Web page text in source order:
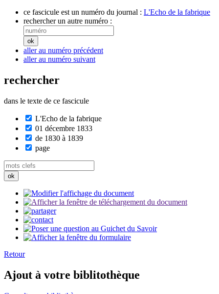
ce fascicule est un numéro du journal : L'Echo de la fabrique
rechercher un autre numéro :
aller au numéro précédent
aller au numéro suivant
rechercher
dans le texte de ce fascicule
L'Echo de la fabrique
01 décembre 1833
de 1830 à 1839
page
Retour
Ajout à votre biblitothèque